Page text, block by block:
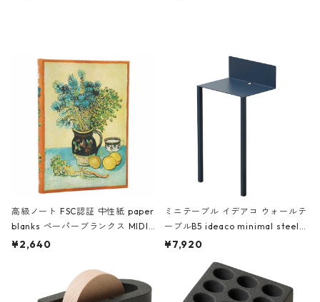
高級ノート FSC認証 中性紙 paper
blanks ペーパーブランクス MIDI
ハードカバー 罫線 ヴァン・ゴッホ
¥2,640
ミニテーブル イデアコ ウォールテ
ーブルB5 ideaco minimal steel f
urniture WALL Table B5 ネイビー
¥7,920